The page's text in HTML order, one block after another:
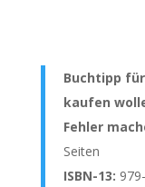
Buchtipp
kaufen
Fehler
Seiten
ISBN-13: